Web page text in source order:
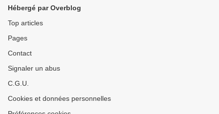
Hébergé par Overblog
Top articles
Pages
Contact
Signaler un abus
C.G.U.
Cookies et données personnelles